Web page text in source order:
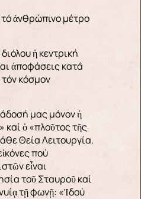
ἀνθρώπινο μέτρο
ἡ κεντρική
ἀποφάσεις κατά
κόσμον
μας μόνον ἡ
καί ὁ «πλοῦτος τῆς
Θεία Λειτουργία.
πού
εἶναι
τοῦ Σταυροῦ καί
τῇ φωνῇ: «Ἰδού